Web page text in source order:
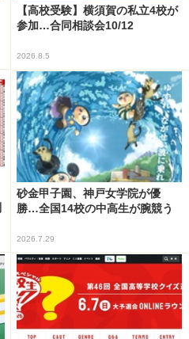
【高校受験】横須賀の私立4校が
参加…合同相談会10/12
2026.8.5
砂金甲子園、神戸女学院が優
勝…全国14校の中高生が腕競う
2026.7.29